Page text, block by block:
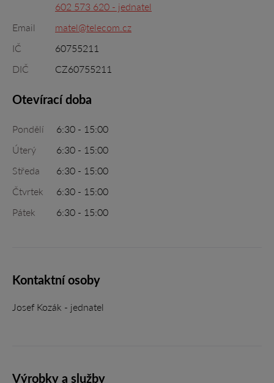
602 573 620 - jednatel
Email
matel@telecom.cz
IČ
60755211
DIČ
CZ60755211
Otevírací doba
Pondělí
6:30 - 15:00
Úterý
6:30 - 15:00
Středa
6:30 - 15:00
Čtvrtek
6:30 - 15:00
Pátek
6:30 - 15:00
Kontaktní osoby
Josef Kozák - jednatel
Výrobky a služby